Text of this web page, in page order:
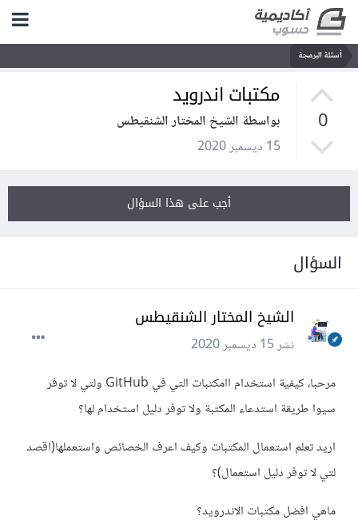
أسئلة البرمجة
0
مكتبات اندرويد
بواسطة الشيخ المختار الشنقيطس
15 ديسمبر 2020
أجب على هذا السؤال
السؤال
الشيخ المختار الشنقيطس
نشر15 ديسمبر 2020
مرحبا، كيفية استخدام اامكتبات التي في GitHub ولتي لا توفر
سيوا طريقة استدعاء المكتبة ولا توفر دليل استخدام لها؟
اريد تعلم استعمال المكتبات وكيف اعرف الخصائص واستعملها(اقصد
لتي لا توفر دليل استعمال)؟
ماهي افضل مكتبات الاندرويد؟